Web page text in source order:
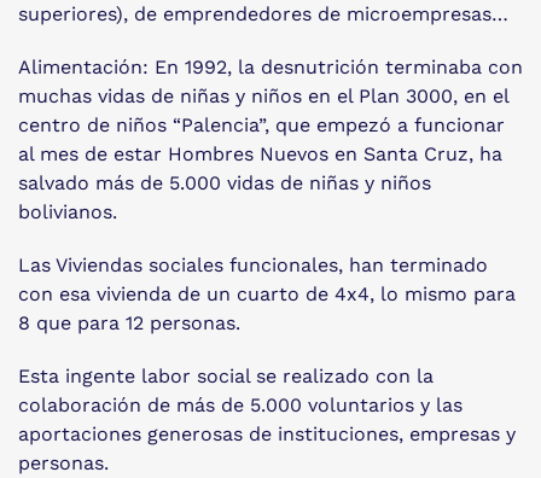
superiores), de emprendedores de microempresas…
Alimentación: En 1992, la desnutrición terminaba con
muchas vidas de niñas y niños en el Plan 3000, en el
centro de niños “Palencia”, que empezó a funcionar
al mes de estar Hombres Nuevos en Santa Cruz, ha
salvado más de 5.000 vidas de niñas y niños
bolivianos.
Las Viviendas sociales funcionales, han terminado
con esa vivienda de un cuarto de 4x4, lo mismo para
8 que para 12 personas.
Esta ingente labor social se realizado con la
colaboración de más de 5.000 voluntarios y las
aportaciones generosas de instituciones, empresas y
personas.